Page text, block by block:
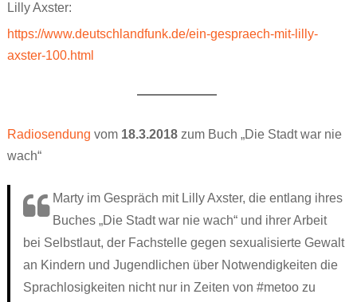
Aufgeklärt
Links
Lilly Axster:
https://www.deutschlandfunk.de/ein-gespraech-mit-lilly-
axster-100.html
Radiosendung vom 18.3.2018zum Buch „Die Stadt war nie
wach“
Marty im Gespräch mit Lilly Axster, die entlang ihres
Buches „Die Stadt war nie wach“ und ihrer Arbeit
bei Selbstlaut, der Fachstelle gegen sexualisierte Gewalt
an Kindern und Jugendlichen über Notwendigkeiten die
Sprachlosigkeiten nicht nur in Zeiten von #metoo zu